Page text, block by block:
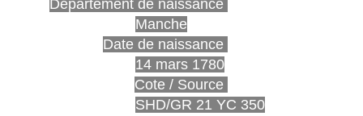
Département de naissance
Manche
Date de naissance
14 mars 1780
Cote / Source
SHD/GR 21 YC 350